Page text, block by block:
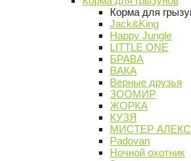
Корма для
Jack&King
Happy Jungle
LITTLE ONE
БРАВА
ВАКА
Верные друзья
ЗООМИР
ЖОРКА
КУЗЯ
МИСТЕР АЛЕКС
Padovan
Ночной охотник